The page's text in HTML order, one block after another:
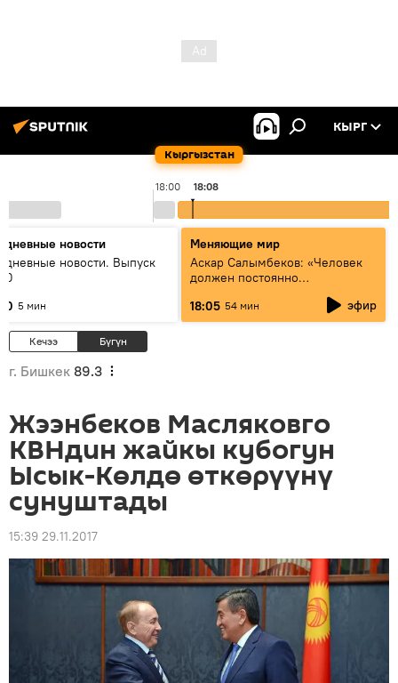
Кыргызстан
КЫРГ
18:00 18:08
новости
новости. Выпуск
5 мин
Меняющие мир
Аскар Салымбеков: «Человек
должен постоянно
18:05 54 мин эфир
Кечээ Бүгүн
г. Бишкек 89.3
Жээнбеков Масляковго
КВНдин жайкы кубогун
Ысык-Көлдө өткөрүүнү
сунуштады
15:39 29.11.2017